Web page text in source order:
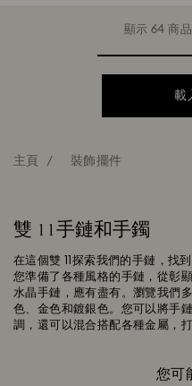
顯示 64 商
載
主頁 裝飾擺件
雙 11手鏈和手鐲
在這個雙 11探索我們的手鏈，找
您準備了各種風格的手鏈，從彰
水晶手鏈，應有盡有。瀏覽我們
色、金色和鍍銀色。您可以將手
調，還可以混合搭配各種金屬，
您可